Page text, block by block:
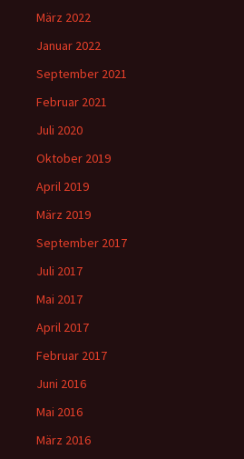
März 2022
Januar 2022
September 2021
Februar 2021
Juli 2020
Oktober 2019
April 2019
März 2019
September 2017
Juli 2017
Mai 2017
April 2017
Februar 2017
Juni 2016
Mai 2016
März 2016